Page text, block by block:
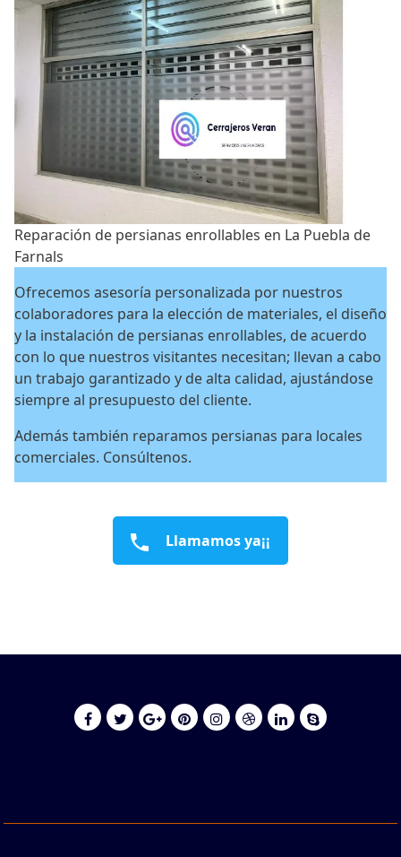
Reparación de persianas enrollables en La Puebla de
Farnals
Ofrecemos asesoría personalizada por nuestros
colaboradores para la elección de materiales, el diseño
y la instalación de persianas enrollables, de acuerdo
con lo que nuestros visitantes necesitan; llevan a cabo
un trabajo garantizado y de alta calidad, ajustándose
siempre al presupuesto del cliente.
Además también reparamos persianas para locales
comerciales. Consúltenos.
Llamamos ya¡¡